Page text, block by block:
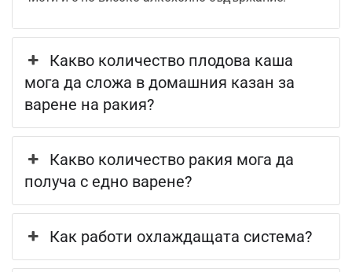
Какво количество плодова каша
мога да сложа в домашния казан за
варене на ракия?
Какво количество ракия мога да
получа с едно варене?
Как работи охлаждащата система?